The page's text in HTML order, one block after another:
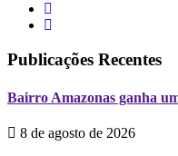
Publicações Recentes
Bairro Amazonas ganha
8 de agosto de 2026